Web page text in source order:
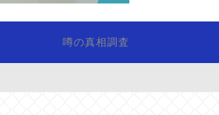
噂の真相調査